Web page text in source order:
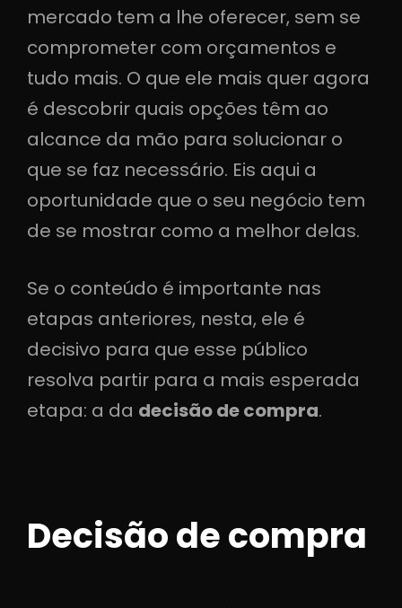
mercado tem a lhe oferecer, sem se
comprometer com orçamentos e
tudo mais. O que ele mais quer agora
é descobrir quais opções têm ao
alcance da mão para solucionar o
que se faz necessário. Eis aqui a
oportunidade que o seu negócio tem
de se mostrar como a melhor delas.
Se o conteúdo é importante nas
etapas anteriores, nesta, ele é
decisivo para que esse público
resolva partir para a mais esperada
etapa: a da decisão de compra.
Decisão de compra